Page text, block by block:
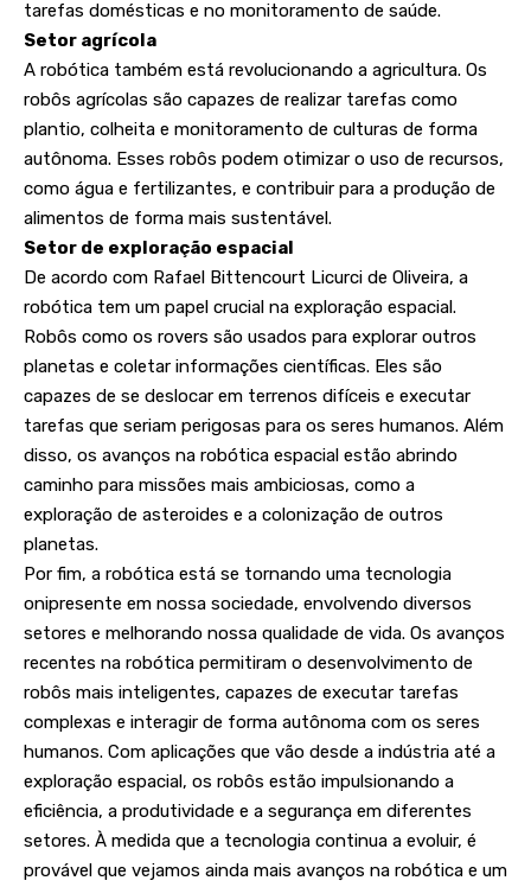
tarefas domésticas e no monitoramento de saúde.
Setor agrícola
A robótica também está revolucionando a agricultura. Os
robôs agrícolas são capazes de realizar tarefas como
plantio, colheita e monitoramento de culturas de forma
autônoma. Esses robôs podem otimizar o uso de recursos,
como água e fertilizantes, e contribuir para a produção de
alimentos de forma mais sustentável.
Setor de exploração espacial
De acordo com Rafael Bittencourt Licurci de Oliveira, a
robótica tem um papel crucial na exploração espacial.
Robôs como os rovers são usados ​​para explorar outros
planetas e coletar informações científicas. Eles são
capazes de se deslocar em terrenos difíceis e executar
tarefas que seriam perigosas para os seres humanos. Além
disso, os avanços na robótica espacial estão abrindo
caminho para missões mais ambiciosas, como a
exploração de asteroides e a colonização de outros
planetas.
Por fim, a robótica está se tornando uma tecnologia
onipresente em nossa sociedade, envolvendo diversos
setores e melhorando nossa qualidade de vida. Os avanços
recentes na robótica permitiram o desenvolvimento de
robôs mais inteligentes, capazes de executar tarefas
complexas e interagir de forma autônoma com os seres
humanos. Com aplicações que vão desde a indústria até a
exploração espacial, os robôs estão impulsionando a
eficiência, a produtividade e a segurança em diferentes
setores. À medida que a tecnologia continua a evoluir, é
provável que vejamos ainda mais avanços na robótica e um